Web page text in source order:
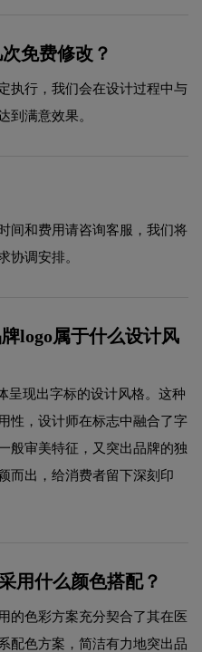
免费修改？
执行，我们会在设计过程中与
到满意效果。
间和费用请咨询客服，我们将
协调安排。
logo属于什么设计风
呈现出字标的设计风格。这种
性，设计师在标志中融合了字
般审美特征，又突出品牌的独
而出，给消费者留下深刻印
用什么颜色搭配？
的色彩方案充分契合了其在医
配色方案，简洁有力地突出品